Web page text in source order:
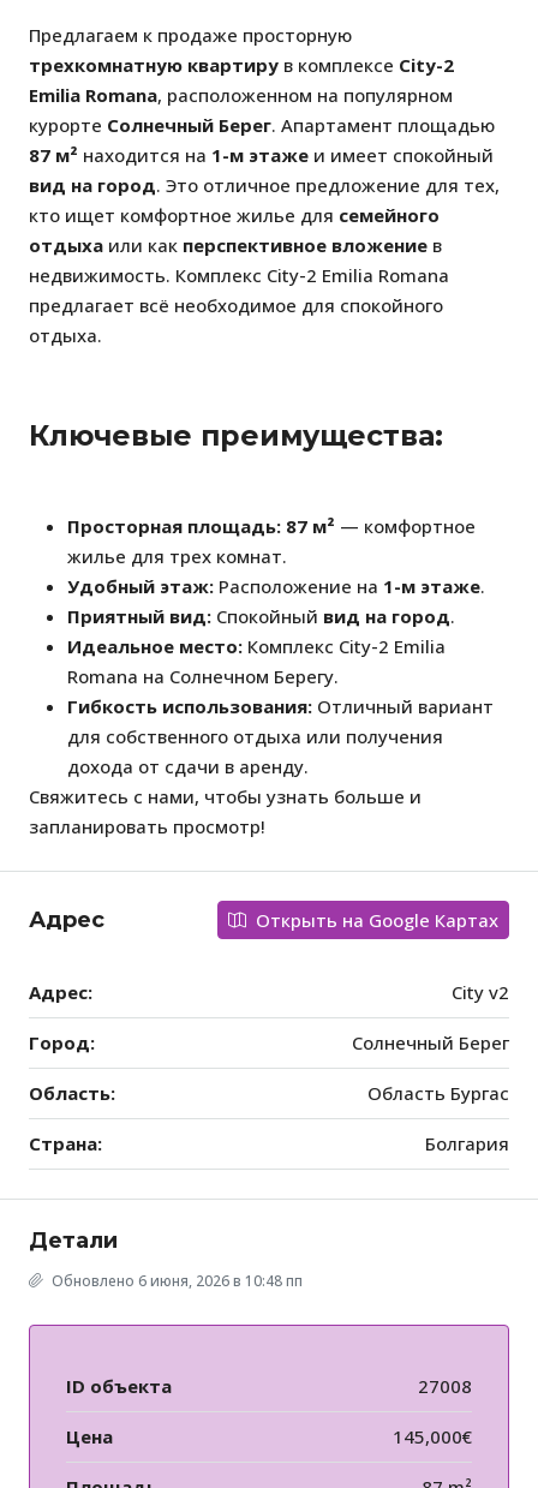
Предлагаем к продаже просторную
трехкомнатную квартиру в комплексе City-2
Emilia Romana, расположенном на популярном
курорте Солнечный Берег. Апартамент площадью
87 м² находится на 1-м этаже и имеет спокойный
вид на город. Это отличное предложение для тех,
кто ищет комфортное жилье для семейного
отдыха или как перспективное вложение в
недвижимость. Комплекс City-2 Emilia Romana
предлагает всё необходимое для спокойного
отдыха.
Ключевые преимущества:
Просторная площадь: 87 м² — комфортное
жилье для трех комнат.
Удобный этаж: Расположение на 1-м этаже.
Приятный вид: Спокойный вид на город.
Идеальное место: Комплекс City-2 Emilia
Romana на Солнечном Берегу.
Гибкость использования: Отличный вариант
для собственного отдыха или получения
дохода от сдачи в аренду.
Свяжитесь с нами, чтобы узнать больше и
запланировать просмотр!
Адрес Открыть на Google Картах
Адрес: City v2
Город: Солнечный Берег
Область: Область Бургас
Страна: Болгария
Детали
Обновлено 6 июня, 2026 в 10:48 пп
ID объекта 27008
Цена 145,000€